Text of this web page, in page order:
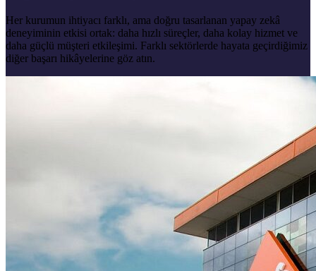
Her kurumun ihtiyacı farklı, ama doğru tasarlanan yapay zekâ
deneyiminin etkisi ortak: daha hızlı süreçler, daha kolay hizmet ve
daha güçlü müşteri etkileşimi. Farklı sektörlerde hayata geçirdiğimiz
diğer başarı hikâyelerine göz atın.